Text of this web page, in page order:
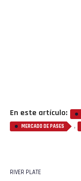
En este artículo:
MERCADO DE PASES ,
RIVER PLATE